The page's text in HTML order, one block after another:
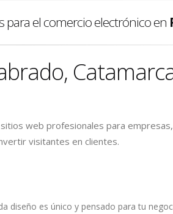
para el comercio electrónico en
web profesionales para
visitantes en clientes.
diseño es único y pensado para tu